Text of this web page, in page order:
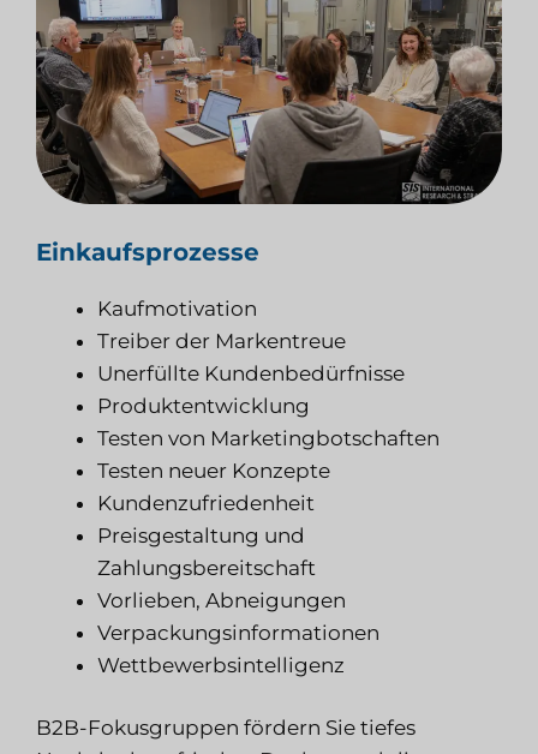
Einkaufsprozesse
Kaufmotivation
Treiber der Markentreue
Unerfüllte Kundenbedürfnisse
Produktentwicklung
Testen von Marketingbotschaften
Testen neuer Konzepte
Kundenzufriedenheit
Preisgestaltung und
Zahlungsbereitschaft
Vorlieben, Abneigungen
Verpackungsinformationen
Wettbewerbsintelligenz
B2B-Fokusgruppen fördern Sie tiefes